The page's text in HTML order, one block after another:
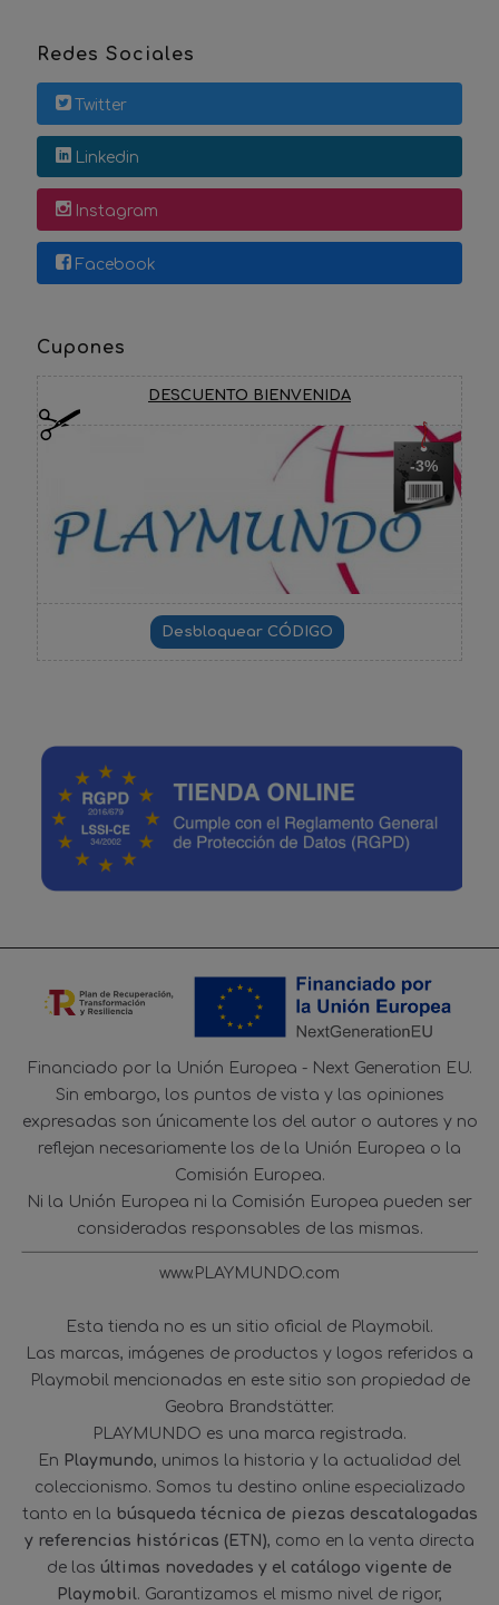
Redes Sociales
Twitter
Linkedin
Instagram
Facebook
Cupones
DESCUENTO BIENVENIDA
-3%
Financiado por la Unión Europea - Next Generation EU.
Sin embargo, los puntos de vista y las opiniones
expresadas son únicamente los del autor o autores y no
reflejan necesariamente los de la Unión Europea o la
Comisión Europea.
Ni la Unión Europea ni la Comisión Europea pueden ser
consideradas responsables de las mismas.
www.PLAYMUNDO.com
Esta tienda no es un sitio oficial de Playmobil.
Las marcas, imágenes de productos y logos referidos a
Playmobil mencionadas en este sitio son propiedad de
Geobra Brandstätter.
PLAYMUNDO es una marca registrada.
En Playmundo, unimos la historia y la actualidad del
coleccionismo. Somos tu destino online especializado
tanto en la búsqueda técnica de piezas descatalogadas
y referencias históricas (ETN), como en la venta directa
de las últimas novedades y el catálogo vigente de
Playmobil. Garantizamos el mismo nivel de rigor,